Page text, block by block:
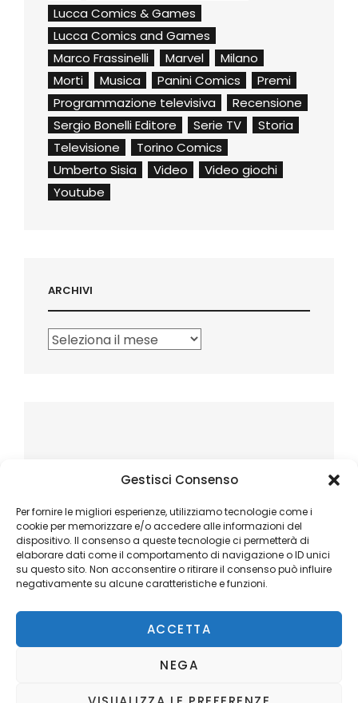
Gestisci Consenso
Per fornire le migliori esperienze, utilizziamo tecnologie come i
cookie per memorizzare e/o accedere alle informazioni del
dispositivo. Il consenso a queste tecnologie ci permetterà di
elaborare dati come il comportamento di navigazione o ID unici
su questo sito. Non acconsentire o ritirare il consenso può influire
negativamente su alcune caratteristiche e funzioni.
ACCETTA
NEGA
Lucca Comics & Games
Lucca Comics and Games
Marco Frassinelli
Marvel
Milano
Morti
Musica Panini Comics
Premi
Programmazione televisiva
Recensione
Sergio Bonelli Editore
Serie TV
Storia
Televisione
Torino Comics
Umberto Sisia
Video
Video giochi
Youtube
ARCHIVI
Archivi